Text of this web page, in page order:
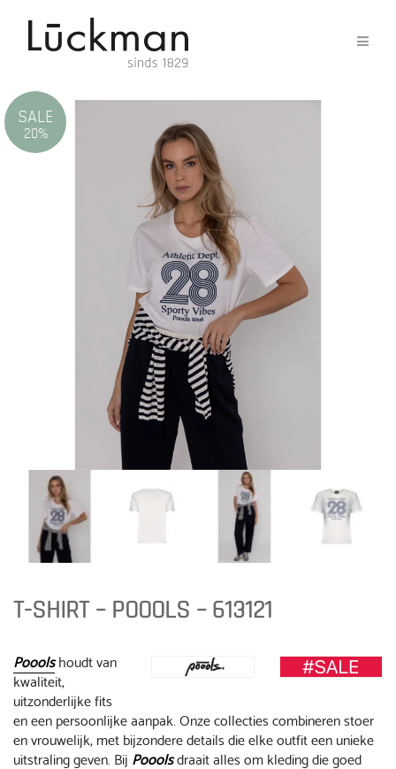
SALE
20%
T-SHIRT – POOOLS – 613121
Pooolshoudt van
kwaliteit,
uitzonderlijke fits
en een persoonlijke aanpak. Onze collecties combineren stoer
en vrouwelijk, met bijzondere details die elke outfit een unieke
uitstraling geven. Bij Pooolsdraait alles om kleding die goed